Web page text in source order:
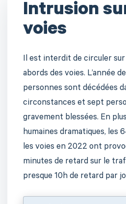
Intrusion
voies
Il est interdit de circuler sur
abords des voies. L’année
personnes sont décédées
circonstances et sept
gravement blessées. En
humaines dramatiques, les
les voies en 2022 ont
minutes de retard sur le
presque 10h de retard par